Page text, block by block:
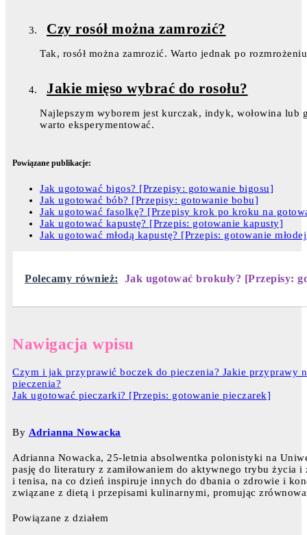
Czy rosół można zamrozić?
Tak, rosół można zamrozić. Warto jednak po
Jakie mięso wybrać do rosołu?
Najlepszym wyborem jest kurczak, indyk, wołowina lub
warto eksperymentować.
Powiązane publikacje:
Jak ugotować bigos? [Przepisy: gotowanie bigosu]
Jak ugotować bób? [Przepisy: gotowanie bobu]
Jak ugotować fasolkę? [Przepisy krok po kroku na
Jak ugotować kapustę? [Przepis: gotowanie kapusty]
Jak ugotować młodą kapustę? [Przepis: gotowanie
Polecamy również: Jak ugotować brokuły? [Przepisy:
Nawigacja wpisu
Czym i jak przyprawić boczek do pieczenia? Jakie przyprawy
pieczenia?
Jak ugotować pieczarki? [Przepis: gotowanie pieczarek]
By Adrianna Nowacka
Adrianna Nowacka, 25-letnia absolwentka polonistyki na
pasję do literatury z zamiłowaniem do aktywnego trybu życia
i tenisa, na co dzień inspiruje innych do dbania o zdrowie i
związane z dietą i przepisami kulinarnymi, promując
Powiązane z działem